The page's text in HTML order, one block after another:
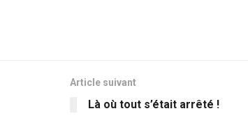
Article suivant
Là où tout s’était arrêté !